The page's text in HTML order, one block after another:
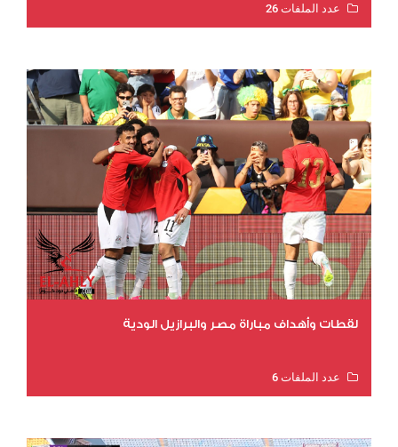
عدد الملفات 26
لقطات وأهداف مباراة مصر والبرازيل الودية
عدد الملفات 6